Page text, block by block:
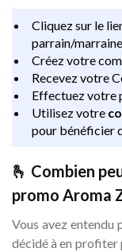
Cliquez sur le
parrain/marraine
Créez votre
Recevez votre
Effectuez votre
Utilisez votre
pour bénéficier
🫰 Combien
promo Aroma
Vous avez entendu
décidé à en profiter